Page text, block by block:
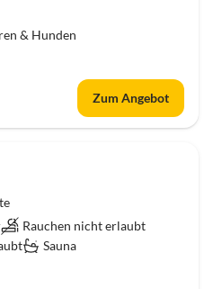
& Hunden
Zum Angebot
Rauchen nicht erlaubt
Sauna